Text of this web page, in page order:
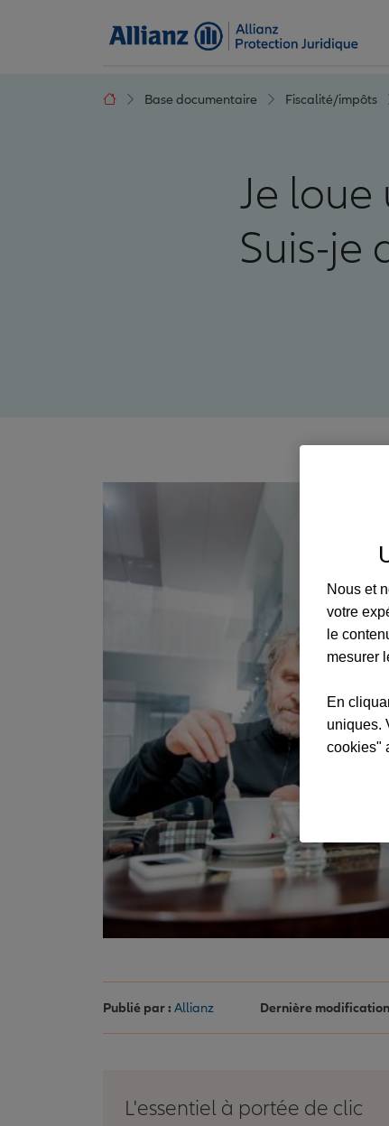
Base documentaire Fiscalité/impôts
Je
Suis-je
Publié par : Allianz Dernière
L'essentiel à portée de clic
Nous et
votre
le
mesurer
En
uniques.
cookies"